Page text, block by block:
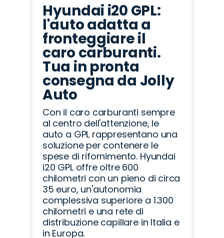
Hyundai i20 GPL:
l'auto adatta a
fronteggiare il
caro carburanti.
Tua in pronta
consegna da Jolly
Auto
Con il caro carburanti sempre
al centro dell'attenzione, le
auto a GPL rappresentano una
soluzione per contenere le
spese di rifornimento. Hyundai
i20 GPL offre oltre 600
chilometri con un pieno di circa
35 euro, un'autonomia
complessiva superiore a 1.300
chilometri e una rete di
distribuzione capillare in Italia e
in Europa.